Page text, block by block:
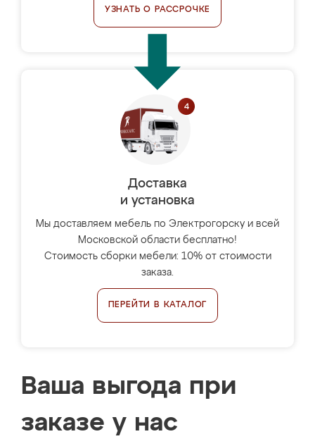
УЗНАТЬ О РАССРОЧКЕ
Доставка
и установка
Мы доставляем мебель по Электрогорску и всей
Московской области бесплатно!
Стоимость сборки мебели: 10% от стоимости
заказа.
ПЕРЕЙТИ В КАТАЛОГ
Ваша выгода при
заказе у нас